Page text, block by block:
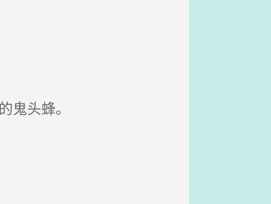
头蜂。